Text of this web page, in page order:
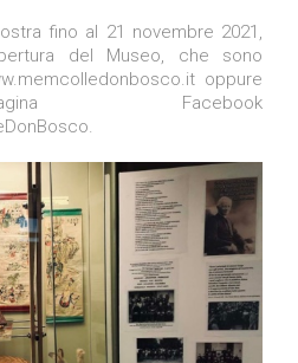
fino al 21 novembre 2021,
del Museo, che sono
oppure
Facebook